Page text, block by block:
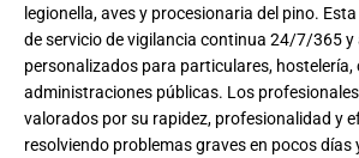
legionella, aves y procesionaria del pino.
de servicio de vigilancia continua 24/7/365
personalizados para particulares, hostelería,
administraciones públicas. Los
valorados por su rapidez, profesionalidad y
resolviendo problemas graves en pocos días